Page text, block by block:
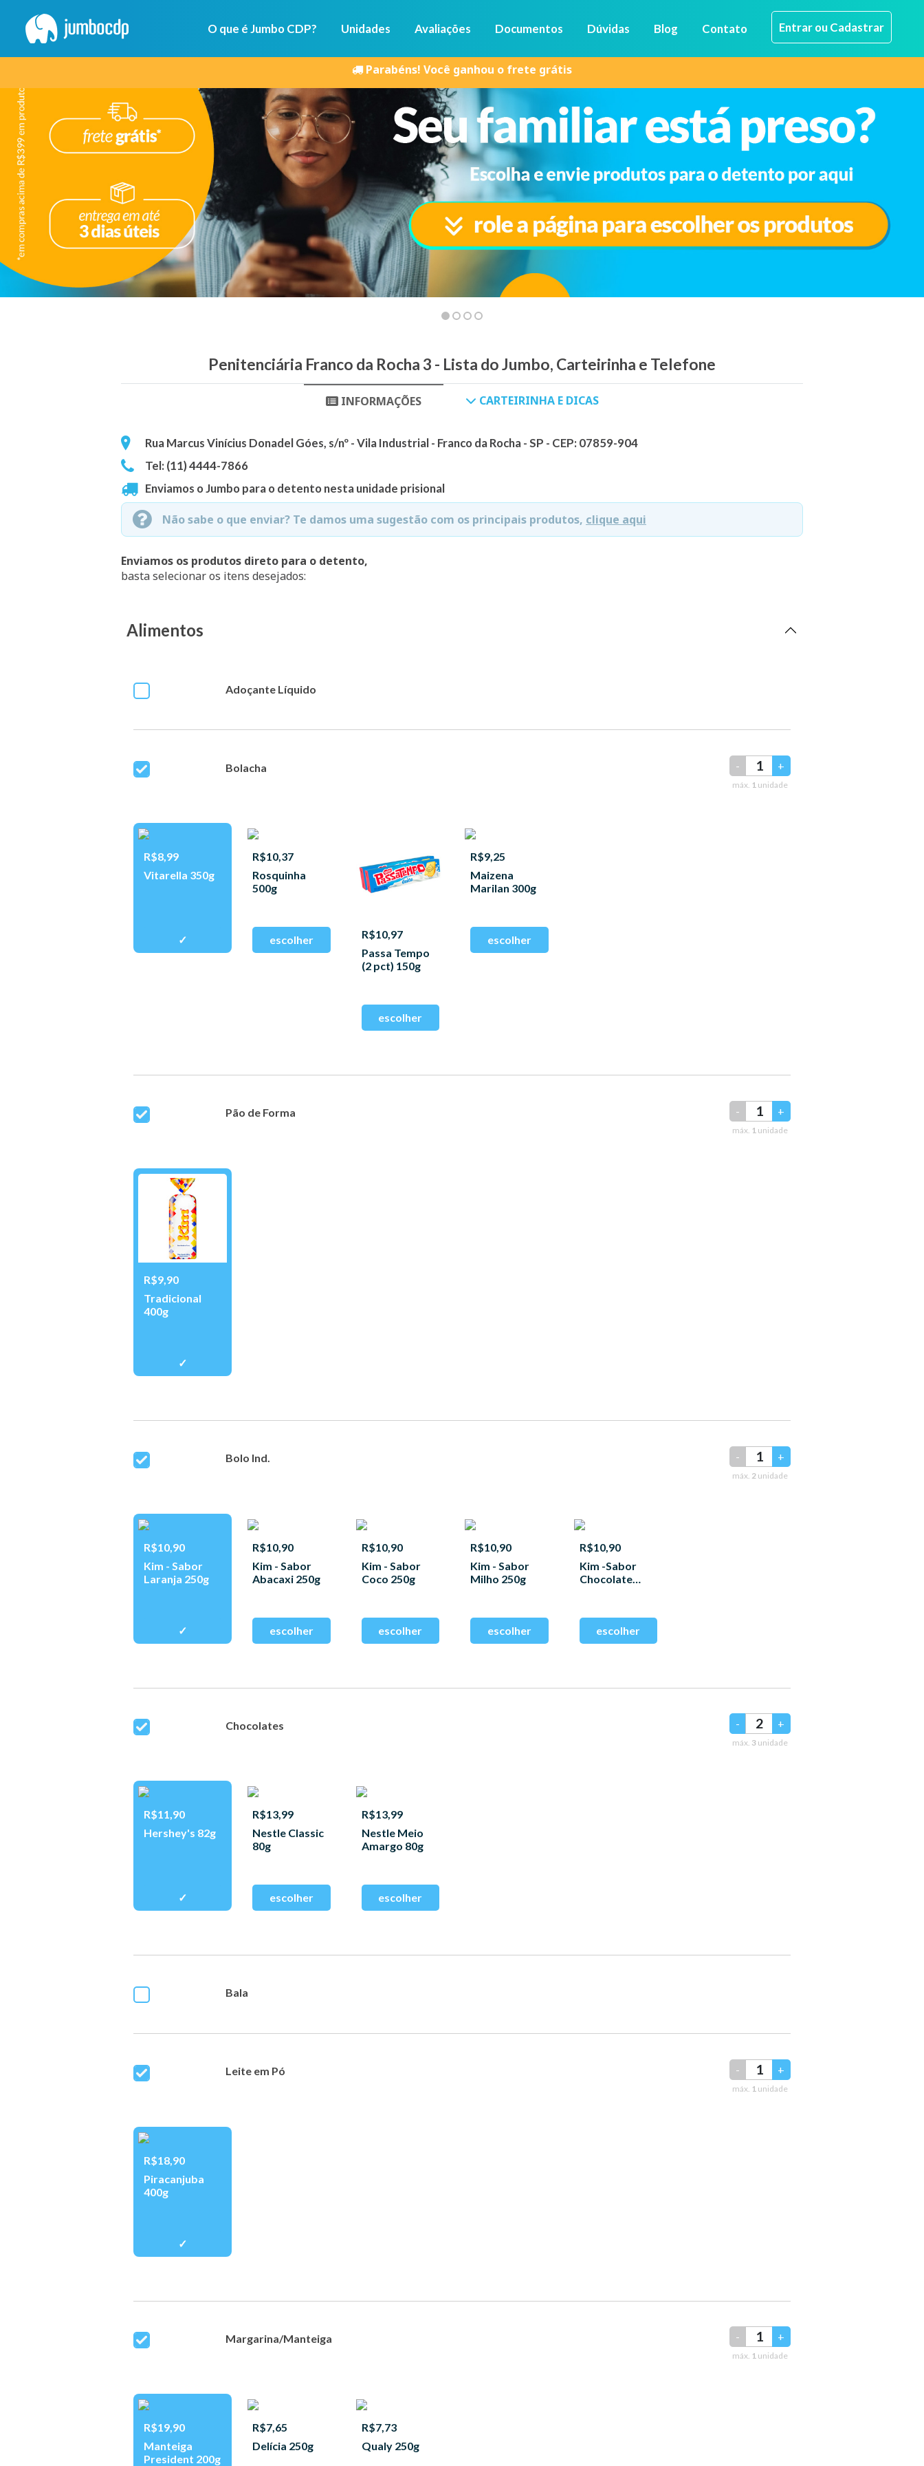
O que é Jumbo CDP? Unidades Avaliações Documentos Dúvidas Blog Contato Entrar ou Cadastrar
Parabéns! Você ganhou o frete grátis
Penitenciária Franco da Rocha 3 - Lista do Jumbo, Carteirinha e Telefone
INFORMAÇÕES CARTEIRINHA E DICAS
Rua Marcus Vinícius Donadel Góes, s/nº - Vila Industrial - Franco da Rocha - SP - CEP: 07859-904
Tel: (11) 4444-7866
Enviamos o Jumbo para o detento nesta unidade prisional
Não sabe o que enviar? Te damos uma sugestão com os principais produtos, clique aqui
Enviamos os produtos direto para o detento,
basta selecionar os itens desejados:
Alimentos
Adoçante Líquido
Bolacha - +
máx. 1 unidade
R$8,99
Vitarella 350g
R$10,37
Rosquinha
500g
R$10,97
Passa Tempo
(2 pct) 150g
R$9,25
Maizena
Marilan 300g
Pão de Forma - +
máx. 1 unidade
R$9,90
Tradicional
400g
Bolo Ind. - +
máx. 2 unidade
R$10,90
Kim - Sabor
Laranja 250g
R$10,90
Kim - Sabor
Abacaxi 250g
R$10,90
Kim - Sabor
Coco 250g
R$10,90
Kim - Sabor
Milho 250g
R$10,90
Kim -Sabor
Chocolate
Chocolates - +
máx. 3 unidade
R$11,90
Hershey's 82g
R$13,99
Nestle Classic
80g
R$13,99
Nestle Meio
Amargo 80g
Bala
Leite em Pó - +
máx. 1 unidade
R$18,90
Piracanjuba
400g
Margarina/Manteiga - +
máx. 1 unidade
R$19,90
Manteiga
President 200g
R$7,65
Delícia 250g
R$7,73
Qualy 250g